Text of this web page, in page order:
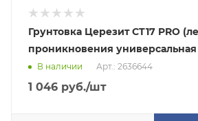
Грунтовка Церезит CT17 PRO
проникновения универсальная
В наличии Арт.: 2636644
1 046 руб./шт